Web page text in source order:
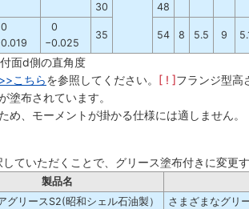
30 48
0
0
−0.025
35 54 8 5.5 9
面d側の直角度
>>こちらを参照してください。 [ ! ]フランジ型高
塗布されています。
め、モーメントが掛かる仕様には適しません。
ていただくことで、グリース塗布付きに変更
製品名
グリースS2(昭和シェル石油製）
さまざまなグリ